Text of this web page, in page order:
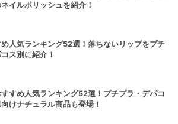
イルポリッシュを紹介！
人気ランキング52選！落ちないリップをプチ
ス別に紹介！
すめ人気ランキング52選！プチプラ・デパコ
けナチュラル商品も登場！